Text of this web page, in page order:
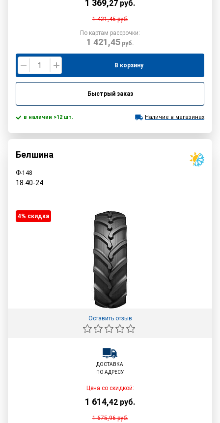
1 369,27 руб.
1 421,45руб.
По картам рассрочки:
1 421,45руб.
В корзину
Быстрый заказ
в наличии >12 шт. Наличие в магазинах
Белшина
Ф-148
18.40-24
4% cкидка
Оставить отзыв
ДОСТАВКА
ПО АДРЕСУ
Цена со скидкой:
1 614,42 руб.
1 675,96руб.